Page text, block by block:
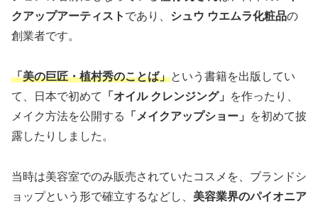
クアップアーティスト であり、 シュウ ウエムラ化粧品の
創業者です。
「美の巨匠・植村秀のことば」という書籍を出版してい
て、日本で初めて
「オイル クレンジング」
を作ったり、
メイク方法を公開する
「メイクアップショー」
を初めて披
露したりしました。
当時は美容室でのみ販売されていたコスメを、ブランドシ
ョップという形で確立するなどし、 美容業界のパイオニア